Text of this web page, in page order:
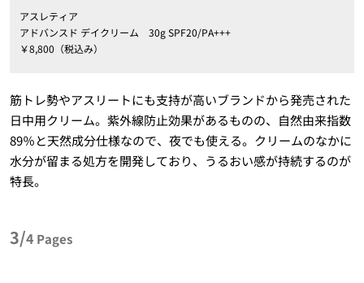
アスレティア
アドバンスド デイクリーム 30g SPF20/PA+++
￥8,800（税込み）
筋トレ勢やアスリートにも支持が高いブランドから発売された
日中用クリーム。紫外線防止効果があるものの、自然由来指数
89％と天然成分仕様なので、夜でも使える。クリームのなかに
水分が留まる処方を開発しており、うるおい感が持続するのが
特長。
3/4 Pages